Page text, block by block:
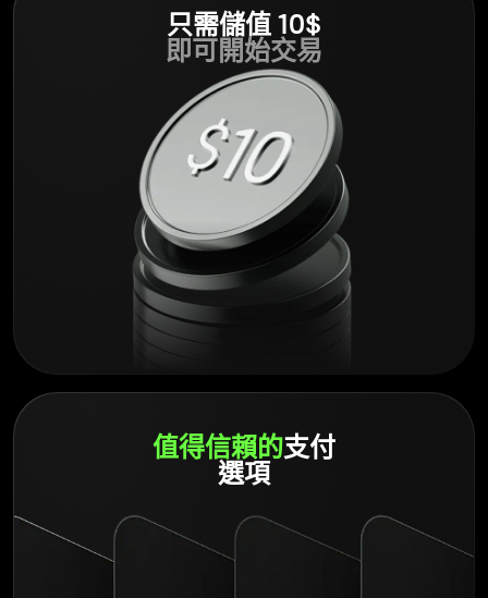
只需儲值 10$
即可開始交易
值得信賴的支付
選項